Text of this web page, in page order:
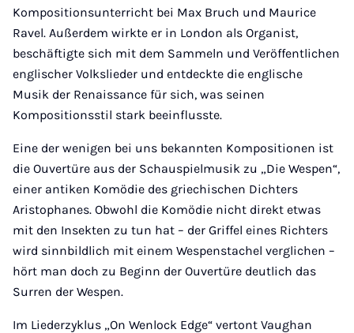
Kompositionsunterricht bei Max Bruch und Maurice
Ravel. Außerdem wirkte er in London als Organist,
beschäftigte sich mit dem Sammeln und Veröffentlichen
englischer Volkslieder und entdeckte die englische
Musik der Renaissance für sich, was seinen
Kompositionsstil stark beeinflusste.
Eine der wenigen bei uns bekannten Kompositionen ist
die Ouvertüre aus der Schauspielmusik zu „Die Wespen“,
einer antiken Komödie des griechischen Dichters
Aristophanes. Obwohl die Komödie nicht direkt etwas
mit den Insekten zu tun hat – der Griffel eines Richters
wird sinnbildlich mit einem Wespenstachel verglichen –
hört man doch zu Beginn der Ouvertüre deutlich das
Surren der Wespen.
Im Liederzyklus „On Wenlock Edge“ vertont Vaughan